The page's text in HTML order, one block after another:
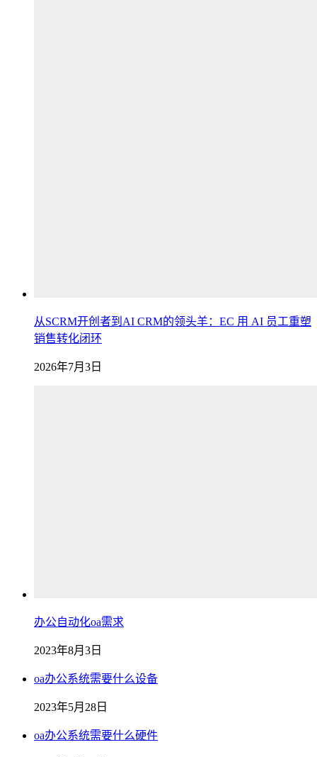
从SCRM开创者到AI CRM的领头羊：EC 用 AI 员工重塑
销售转化闭环
2026年7月3日
办公自动化oa需求
2023年8月3日
oa办公系统需要什么设备
2023年5月28日
oa办公系统需要什么硬件